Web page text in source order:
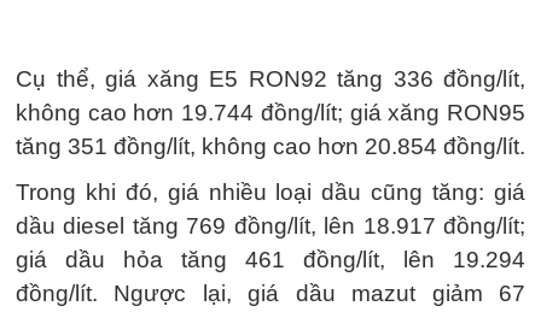
Cụ thể, giá xăng E5 RON92 tăng 336 đồng/lít,
không cao hơn 19.744 đồng/lít; giá xăng RON95
tăng 351 đồng/lít, không cao hơn 20.854 đồng/lít.
Trong khi đó, giá nhiều loại dầu cũng tăng: giá
dầu diesel tăng 769 đồng/lít, lên 18.917 đồng/lít;
giá dầu hỏa tăng 461 đồng/lít, lên 19.294
đồng/lít. Ngược lại, giá dầu mazut giảm 67